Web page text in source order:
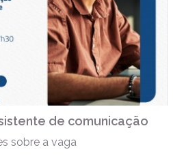
de comunicação
sobre a vaga